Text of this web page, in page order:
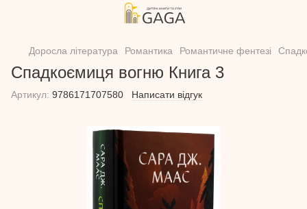
Доросла література Романтика Романтичне фентезі
Спадкоємиця вогню Книга 3
Артикул: 9786171707580 Написати відгук